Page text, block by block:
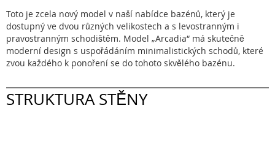
Toto je zcela nový model v naší nabídce bazénů, který je
dostupný ve dvou různých velikostech a s levostranným i
pravostranným schodištěm. Model „Arcadia“ má skutečně
moderní design s uspořádáním minimalistických schodů, které
zvou každého k ponoření se do tohoto skvělého bazénu.
STRUKTURA STĚNY